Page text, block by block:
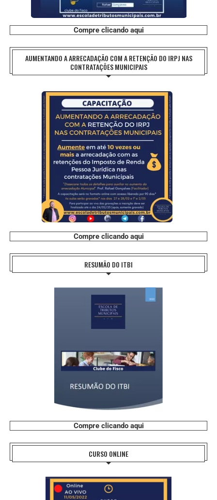
Compre clicando aqui
AUMENTANDO A ARRECADAÇÃO COM A RETENÇÃO DO IRPJ NAS
CONTRATAÇÕES MUNICIPAIS
Compre clicando aqui
RESUMÃO DO ITBI
Compre clicando aqui
CURSO ONLINE